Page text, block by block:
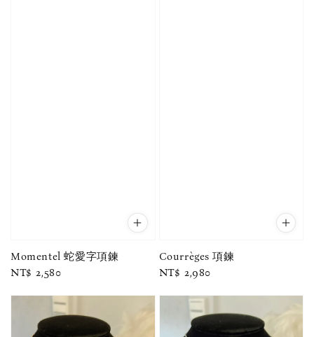
Momentel 蛇愛字項鍊
Regular
NT$ 2,580
Courrèges 項鍊
Regular
NT$ 2,980